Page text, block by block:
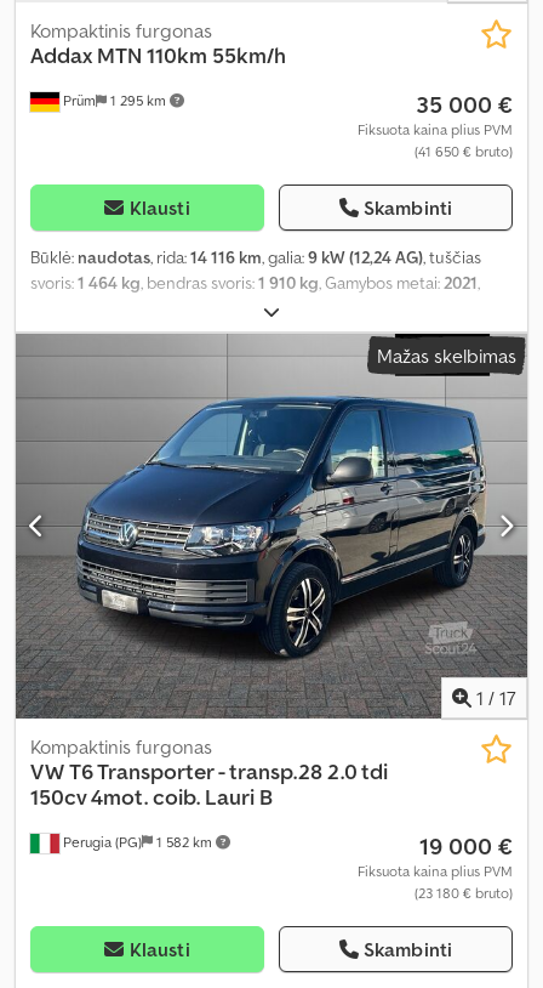
Prüm 1 295 km
Kompaktinis furgonas
Addax MTN 110km 55km/h
35 000 €
Fiksuota kaina plius PVM
(41 650 € bruto)
Klausti Skambinti
Būklė: naudotas, rida:14 116 km, galia:9 kW (12,24 AG), tuščias
svoris:1 464 kg, bendras svoris:1 910 kg, Gamybos metai:2021,
Mažas skelbimas
1 / 17
Perugia (PG) 1 582 km
Kompaktinis furgonas
VWT6 Transporter - transp.28 2.0 tdi
150cv 4mot. coib. Lauri B
19 000 €
Fiksuota kaina plius PVM
(23 180 € bruto)
Klausti Skambinti